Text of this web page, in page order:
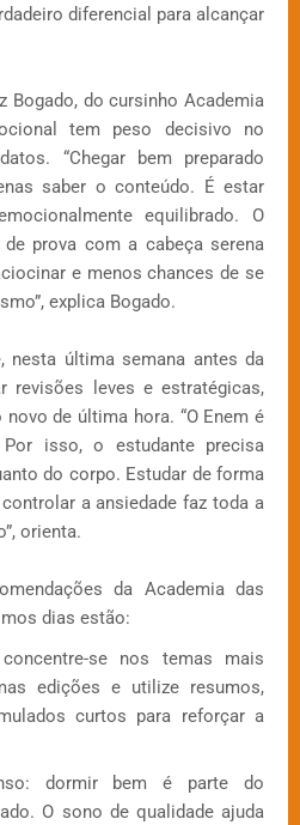
diferencial para alcançar
Bogado, do cursinho Academia
tem peso decisivo no
“Chegar bem preparado
saber o conteúdo. É estar
equilibrado. O
prova com a cabeça serena
e menos chances de se
explica Bogado.
nesta última semana antes da
revisões leves e estratégicas,
de última hora. “O Enem é
isso, o estudante precisa
do corpo. Estudar de forma
a ansiedade faz toda a
orienta.
da Academia das
dias estão:
se nos temas mais
edições e utilize resumos,
curtos para reforçar a
dormir bem é parte do
O sono de qualidade ajuda